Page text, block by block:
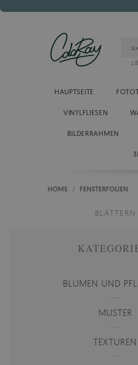
HAUPTSEITE
VINYLFLIESEN
BILDERRAHMEN
HOME / FENSTERFOLIEN
BLÄTTERN
BLUMEN UND
MUSTER
TEXTUREN